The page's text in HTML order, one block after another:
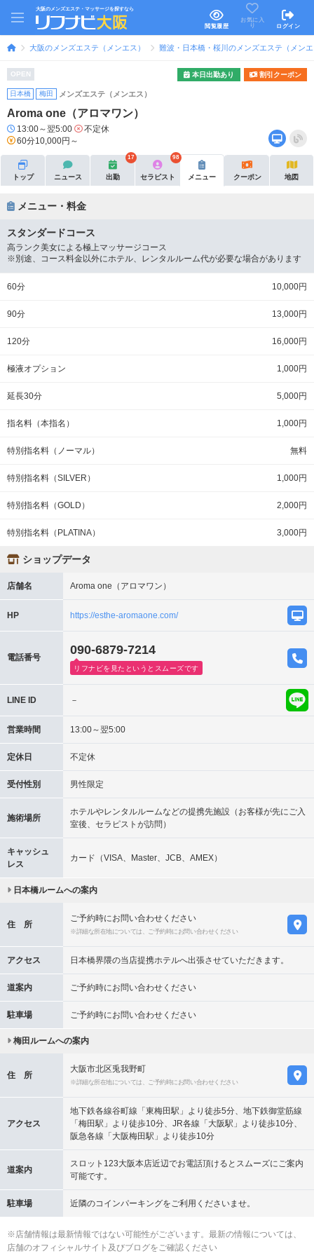
大阪のメンズエステ・マッサージを探すなら
閲覧履歴
お気に入
り
ログイン
大阪のメンズエステ（メンエス） 難波・日本橋・桜川のメンズエステ（メン
OPEN 本日出勤あり 割引クーポン
日本橋 梅田 メンズエステ（メンエス）
Aroma one（アロマワン）
13:00～翌5:00
不定休
60分10,000円～
トップ ニュース 出勤
17
セラピスト
98
メニュー クーポン 地図
メニュー・料金
スタンダードコース
高ランク美女による極上マッサージコース
※別途、コース料金以外にホテル、レンタルルーム代が必要な場合があります
60分 10,000円
90分 13,000円
120分 16,000円
極液オプション 1,000円
延長30分 5,000円
指名料（本指名） 1,000円
特別指名料（ノーマル） 無料
特別指名料（SILVER） 1,000円
特別指名料（GOLD） 2,000円
特別指名料（PLATINA） 3,000円
ショップデータ
店舗名 Aroma one（アロマワン）
HP https://esthe-aromaone.com/
電話番号
090-6879-7214
リフナビを見たというとスムーズです
LINE ID －
営業時間 13:00～翌5:00
定休日 不定休
受付性別 男性限定
施術場所
ホテルやレンタルルームなどの提携先施設（お客様が先にご入
室後、セラピストが訪問）
キャッシュ
レス
カード（VISA、Master、JCB、AMEX）
日本橋ルームへの案内
住 所
ご予約時にお問い合わせください
※詳細な所在地については、ご予約時にお問い合わせください
アクセス 日本橋界隈の当店提携ホテルへ出張させていただきます。
道案内 ご予約時にお問い合わせください
駐車場 ご予約時にお問い合わせください
梅田ルームへの案内
住 所
大阪市北区兎我野町
※詳細な所在地については、ご予約時にお問い合わせください
アクセス
地下鉄各線谷町線「東梅田駅」より徒歩5分、地下鉄御堂筋線
「梅田駅」より徒歩10分、JR各線「大阪駅」より徒歩10分、
阪急各線「大阪梅田駅」より徒歩10分
道案内
スロット123大阪本店近辺でお電話頂けるとスムーズにご案内
可能です。
駐車場 近隣のコインパーキングをご利用くださいませ。
※店舗情報は最新情報ではない可能性がございます。最新の情報については、
店舗のオフィシャルサイト及びブログをご確認ください